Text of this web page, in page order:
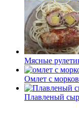
Мясные
Омлет с
Плавленый